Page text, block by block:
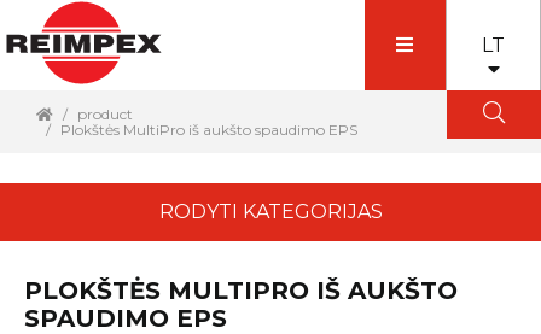
LT
product
Plokštės MultiPro iš aukšto spaudimo EPS
RODYTI KATEGORIJAS
PLOKŠTĖS MULTIPRO IŠ AUKŠTO
SPAUDIMO EPS